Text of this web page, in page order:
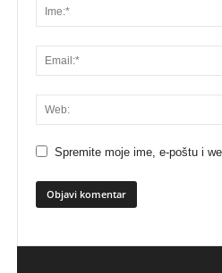
Spremite moje ime, e-poštu i